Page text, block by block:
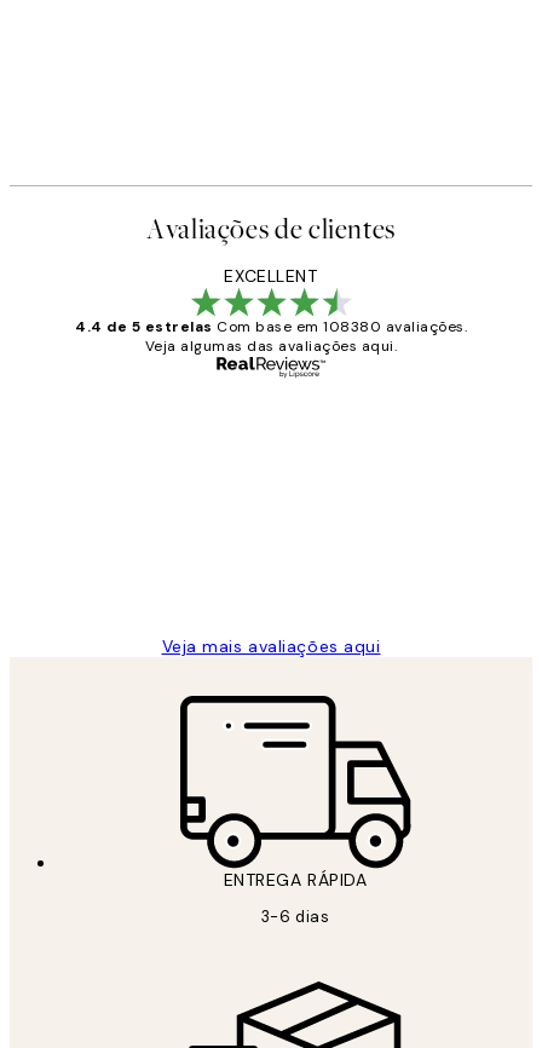
Avaliações de clientes
EXCELLENT
4.4 de 5 estrelas Com base em 108380 avaliações.
Veja algumas das avaliações aqui.
Veja mais avaliações aqui
ENTREGA RÁPIDA
3-6 dias